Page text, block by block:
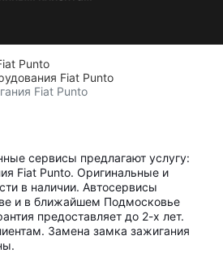
Punto
Fiat Punto
Fiat Punto
сервисы предлагают услугу:
Fiat Punto. Оригинальные и
в наличии. Автосервисы
и в ближайшем Подмосковье
предоставляет до 2-х лет.
Замена замка зажигания